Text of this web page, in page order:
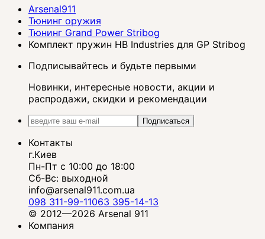
Arsenal911
Тюнинг оружия
Тюнинг Grand Power Stribog
Комплект пружин HB Industries для GP Stribog
Подписывайтесь и будьте первыми
Новинки, интересные новости, акции и
распродажи, скидки и рекомендации
Подписаться
Контакты
г.Киев
Пн-Пт с 10:00 до 18:00
Сб-Вс: выходной
info@arsenal911.com.ua
098 311-99-11063 395-14-13
© 2012—2026 Arsenal 911
Компания